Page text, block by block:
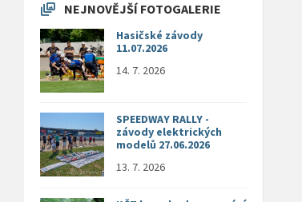
NEJNOVĚJŠÍ FOTOGALERIE
Hasičské závody
11.07.2026
14. 7. 2026
SPEEDWAY RALLY -
závody elektrických
modelů 27.06.2026
13. 7. 2026